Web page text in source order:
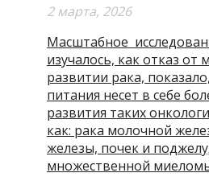
2 мартa, 2026
Масштабное
изучалось, как отказ от
развитии рака,
питания несет в себе
развития таких
как: рака молочной
железы, почек и
множественной